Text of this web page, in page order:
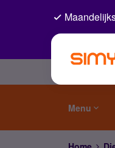
Menu